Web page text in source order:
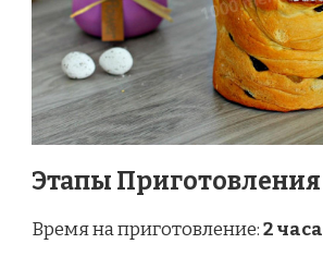
Этапы Приготовления
Время на приготовление:2 часа